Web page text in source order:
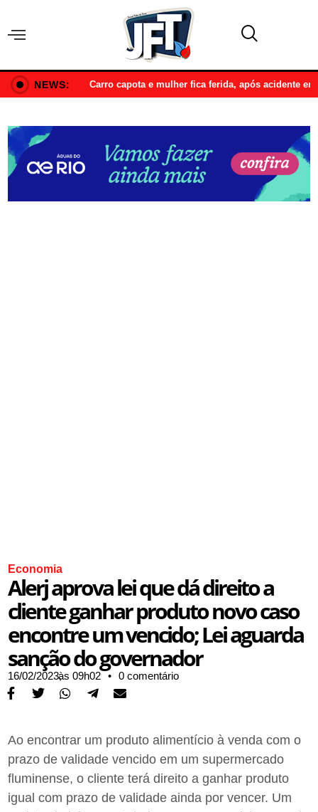
NEWS: Carro capota e mulher fica ferida, após acidente
Economia
Alerj aprova lei que dá direito a
cliente ganhar produto novo caso
encontre um vencido; Lei aguarda
sanção do governador
16/02/2023,às 09h02 • 0 comentário
Ao encontrar um produto alimentício à venda com o
prazo de validade vencido em um supermercado
fluminense, o cliente terá direito a ganhar produto
igual com prazo de validade ainda por vencer. Um